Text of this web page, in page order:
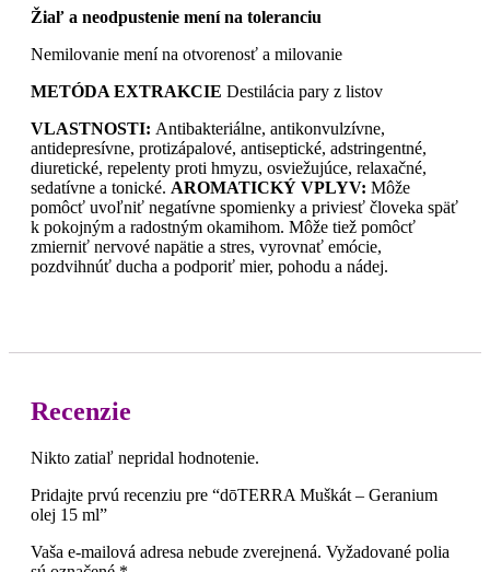
Žiaľ a neodpustenie mení na toleranciu
Nemilovanie mení na otvorenosť a milovanie
METÓDA EXTRAKCIE Destilácia pary z listov
VLASTNOSTI: Antibakteriálne, antikonvulzívne,
antidepresívne, protizápalové, antiseptické, adstringentné,
diuretické, repelenty proti hmyzu, osviežujúce, relaxačné,
sedatívne a tonické. AROMATICKÝ VPLYV: Môže
pomôcť uvoľniť negatívne spomienky a priviesť človeka späť
k pokojným a radostným okamihom. Môže tiež pomôcť
zmierniť nervové napätie a stres, vyrovnať emócie,
pozdvihnúť ducha a podporiť mier, pohodu a nádej.
Recenzie
Nikto zatiaľ nepridal hodnotenie.
Pridajte prvú recenziu pre “dōTERRA Muškát – Geranium
olej 15 ml”
Vaša e-mailová adresa nebude zverejnená. Vyžadované polia